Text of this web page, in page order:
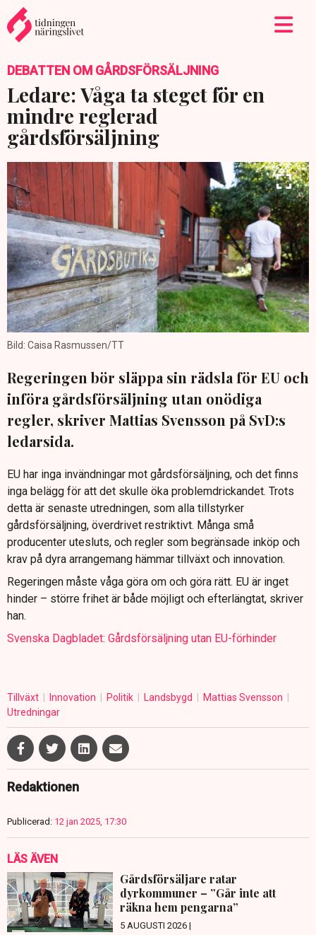
DEBATTEN OM GÅRDSFÖRSÄLJNING
Ledare: Våga ta steget för en
mindre reglerad
gårdsförsäljning
Bild: Caisa Rasmussen/TT
Regeringen bör släppa sin rädsla för EU och
införa gårdsförsäljning utan onödiga
regler, skriver Mattias Svensson på SvD:s
ledarsida.
EU har inga invändningar mot gårdsförsäljning, och det finns
inga belägg för att det skulle öka problemdrickandet. Trots
detta är senaste utredningen, som alla tillstyrker
gårdsförsäljning, överdrivet restriktivt. Många små
producenter utesluts, och regler som begränsade inköp och
krav på dyra arrangemang hämmar tillväxt och innovation.
Regeringen måste våga göra om och göra rätt. EU är inget
hinder – större frihet är både möjligt och efterlängtat, skriver
han.
Svenska Dagbladet: Gårdsförsäljning utan EU-förhinder
Tillväxt Innovation Politik Landsbygd
Mattias Svensson
Utredningar
Redaktionen
Publicerad: 12 jan 2025, 17:30
LÄS ÄVEN
Gårdsförsäljare ratar
dyrkommuner – ”Går inte att
räkna hem pengarna”
5 AUGUSTI 2026 |